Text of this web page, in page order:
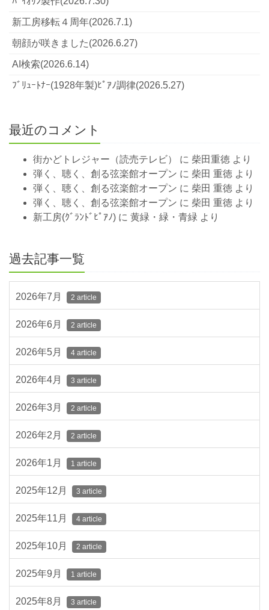
新工房移転４周年(2026.7.1)
朝顔が咲きました(2026.6.27)
AI検索(2026.6.14)
ﾌﾞﾘｭｰﾄﾅｰ(1928年製)ﾋﾟｱﾉ調律(2026.5.27)
最近のコメント
街かどトレジャー（読売テレビ） に 柴田重徳 より
弾く、聴く、創る弦楽館オープン に 柴田 重徳 より
弾く、聴く、創る弦楽館オープン に 柴田 重徳 より
弾く、聴く、創る弦楽館オープン に 柴田 重徳 より
新工房(ｸﾞﾗﾝﾄﾞﾋﾟｱﾉ) に 黄緑・緑・青緑 より
過去記事一覧
2026年7月 2 article
2026年6月 2 article
2026年5月 4 article
2026年4月 3 article
2026年3月 2 article
2026年2月 2 article
2026年1月 1 article
2025年12月 3 article
2025年11月 4 article
2025年10月 2 article
2025年9月 1 article
2025年8月 3 article